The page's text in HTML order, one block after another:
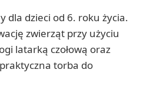
dla dzieci od 6. roku życia.
zwierząt przy użyciu
latarką czołową oraz
torba do